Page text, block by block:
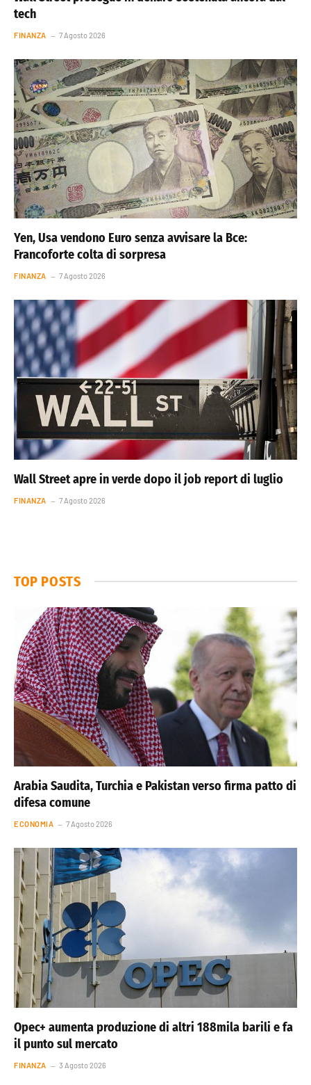
tech
FINANZA 7 Agosto 2026
Yen, Usa vendono Euro senza avvisare la Bce:
Francoforte colta di sorpresa
FINANZA 7 Agosto 2026
Wall Street apre in verde dopo il job report di luglio
FINANZA 7 Agosto 2026
TOP POSTS
Arabia Saudita, Turchia e Pakistan verso firma patto di
difesa comune
ECONOMIA 7 Agosto 2026
Opec+ aumenta produzione di altri 188mila barili e fa
il punto sul mercato
FINANZA 3 Agosto 2026